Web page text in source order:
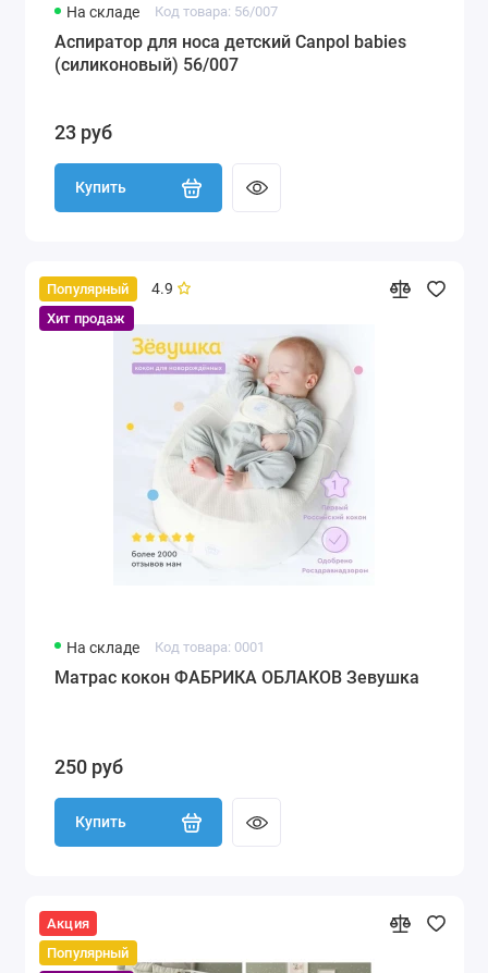
На складе Код товара: 56/007
Аспиратор для носа детский Canpol babies
(силиконовый) 56/007
23 руб
Купить
Популярный
Хит продаж
4.9
На складе Код товара: 0001
Матрас кокон ФАБРИКА ОБЛАКОВ Зевушка
250 руб
Купить
Акция
Популярный